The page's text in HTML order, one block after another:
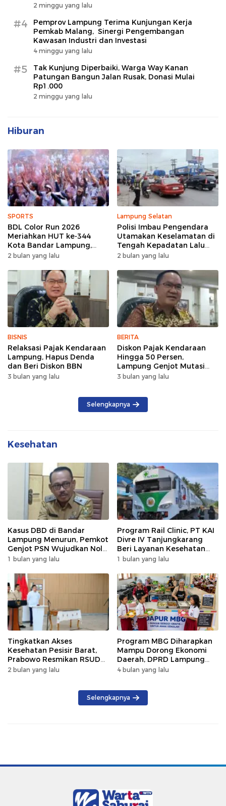
2 minggu yang lalu
#4
Pemprov Lampung Terima Kunjungan Kerja
Pemkab Malang, Sinergi Pengembangan
Kawasan Industri dan Investasi
4 minggu yang lalu
#5
Tak Kunjung Diperbaiki, Warga Way Kanan
Patungan Bangun Jalan Rusak, Donasi Mulai
Rp1.000
2 minggu yang lalu
Hiburan
SPORTS
BDL Color Run 2026
Meriahkan HUT ke-344
Kota Bandar Lampung,
Wujud Semangat Sehat
2 bulan yang lalu
Lampung Selatan
Polisi Imbau Pengendara
Utamakan Keselamatan di
Tengah Kepadatan Lalu
Lintas Pagi Hari
2 bulan yang lalu
BISNIS
Relaksasi Pajak Kendaraan
Lampung, Hapus Denda
dan Beri Diskon BBN
3 bulan yang lalu
BERITA
Diskon Pajak Kendaraan
Hingga 50 Persen,
Lampung Genjot Mutasi
Kendaraan Luar Daerah
3 bulan yang lalu
Selengkapnya
Kesehatan
Kasus DBD di Bandar
Lampung Menurun, Pemkot
Genjot PSN Wujudkan Nol
Kematian
1 bulan yang lalu
Program Rail Clinic, PT KAI
Divre IV Tanjungkarang
Beri Layanan Kesehatan
Gratis 250 Warga
1 bulan yang lalu
Tingkatkan Akses
Kesehatan Pesisir Barat,
Prabowo Resmikan RSUD
KH Muhammad Thohir
2 bulan yang lalu
Program MBG Diharapkan
Mampu Dorong Ekonomi
Daerah, DPRD Lampung
Tekankan Pemanfaatan
4 bulan yang lalu
Selengkapnya